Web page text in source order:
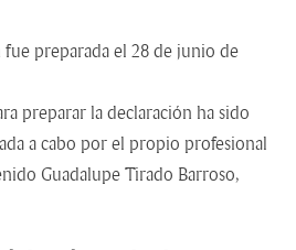
fue preparada el 28 de junio de
preparar la declaración ha sido
a cabo por el propio profesional
Guadalupe Tirado Barroso,